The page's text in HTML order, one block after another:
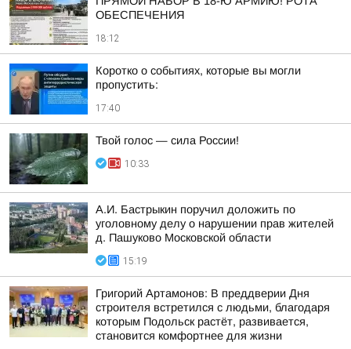
ОБЕСПЕЧЕНИЯ
18:12
Коротко о событиях, которые вы могли
пропустить:
17:40
Твой голос — сила России!
10:33
А.И. Бастрыкин поручил доложить по
уголовному делу о нарушении прав жителей
д. Пашуково Московской области
15:19
Григорий Артамонов: В преддверии Дня
строителя встретился с людьми, благодаря
которым Подольск растёт, развивается,
становится комфортнее для жизни